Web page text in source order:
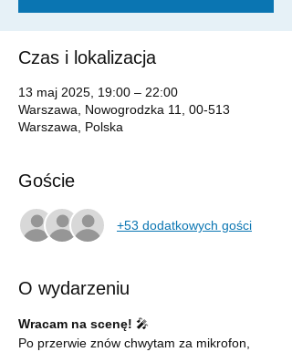
Czas i lokalizacja
13 maj 2025, 19:00 – 22:00
Warszawa, Nowogrodzka 11, 00-513
Warszawa, Polska
Goście
+53 dodatkowych gości
O wydarzeniu
Wracam na scenę! 🎤
Po przerwie znów chwytam za mikrofon,